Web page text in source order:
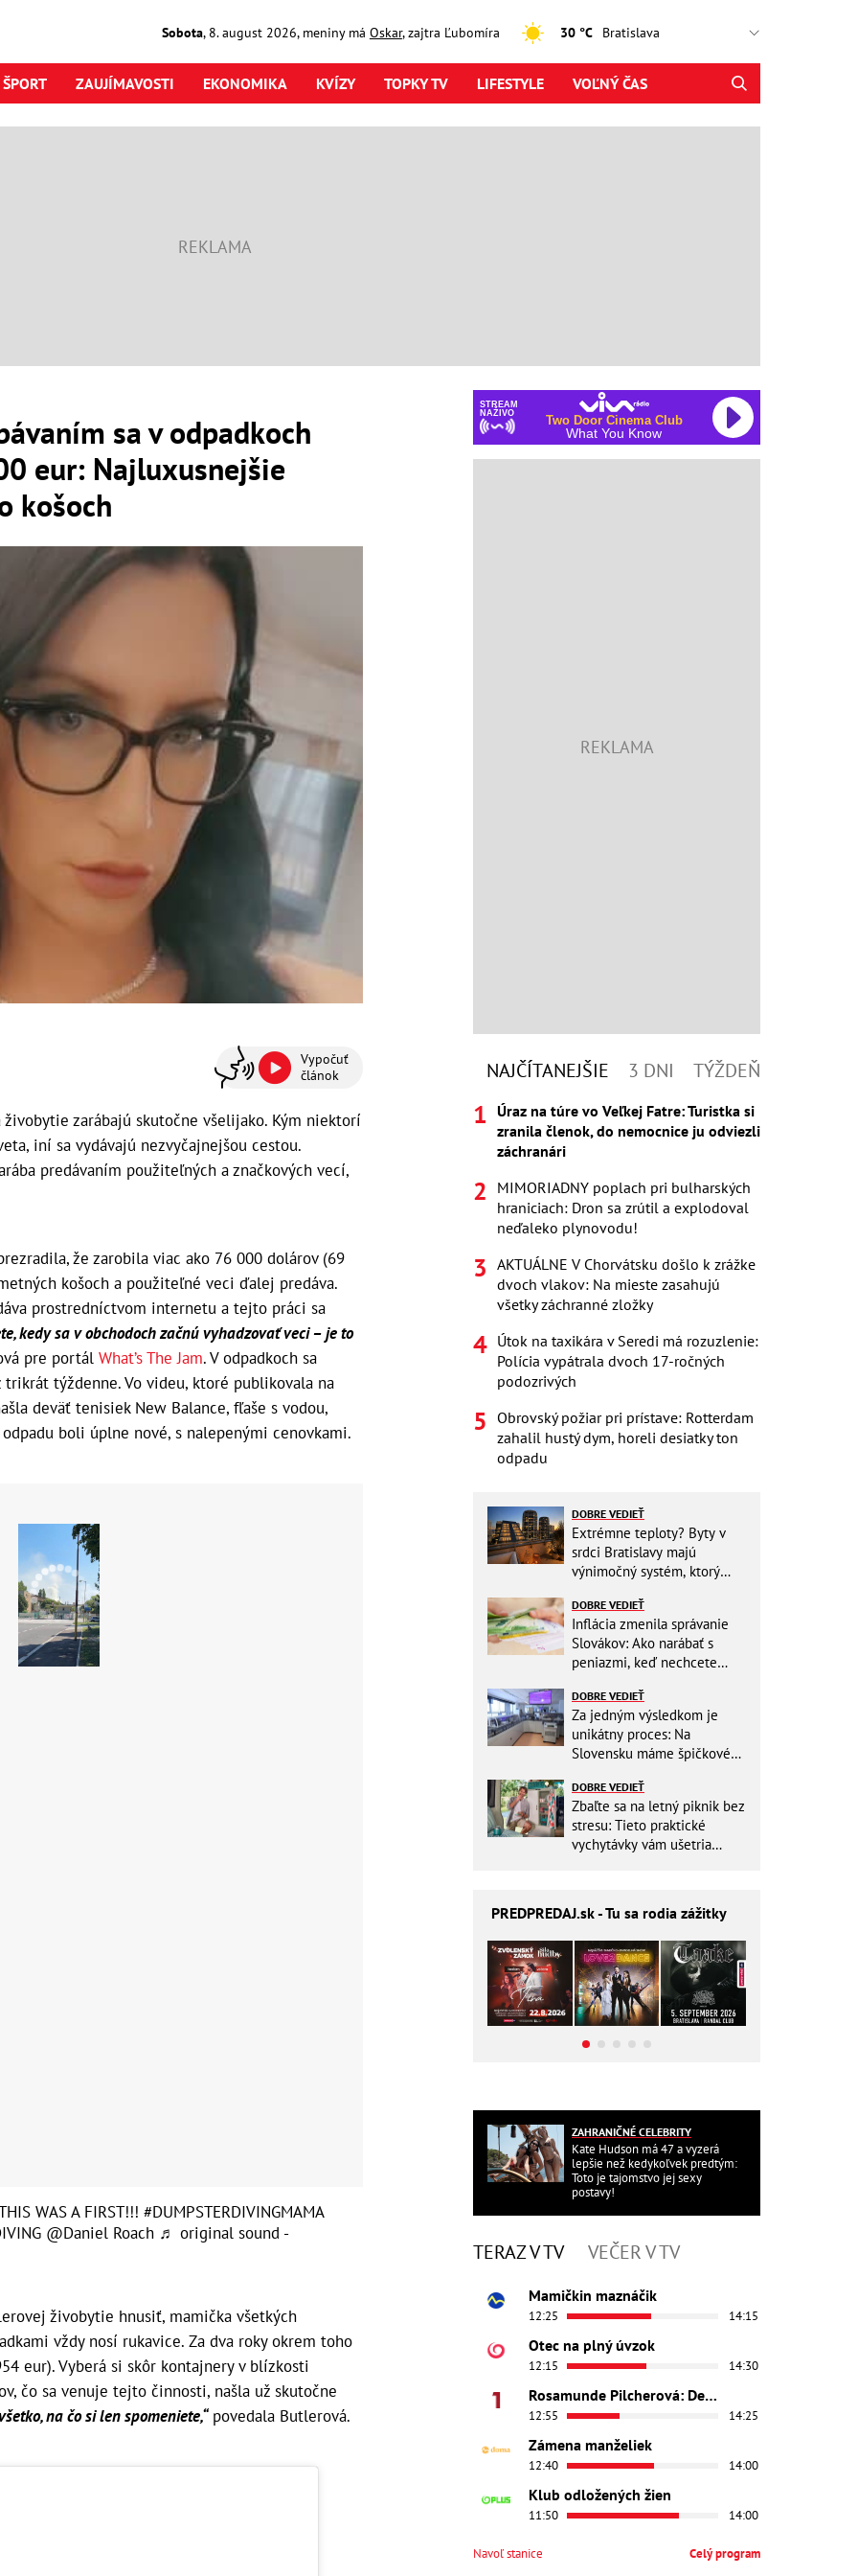
Sobota, 8. august2026, meniny má Oskar, zajtra Ľubomíra 30 °C
ŠPORT ZAUJÍMAVOSTI EKONOMIKA KVÍZY TOPKY TV LIFESTYLE VOĽNÝ ČAS
sa v odpadkoch
eur: Najluxusnejšie
košoch
Vypočuť
článok
živobytie zarábajú skutočne všelijako. Kým niektorí
iní sa vydávajú nezvyčajnejšou cestou.
predávaním použiteľných a značkových vecí,
že zarobila viac ako 76 000 dolárov (69
košoch a použiteľné veci ďalej predáva.
prostredníctvom internetu a tejto práci sa
kedy sa v obchodoch začnú vyhadzovať veci – ​​je to
pre portál What’s The Jam. V odpadkoch sa
týždenne. Vo videu, ktoré publikovala na
deväť tenisiek New Balance, fľaše s vodou,
boli úplne nové, s nalepenými cenovkami.
WAS A FIRST!!! #DUMPSTERDIVINGMAMA
@Daniel Roach ♬ original sound -
živobytie hnusiť, mamička všetkých
vždy nosí rukavice. Za dva roky okrem toho
eur). Vyberá si skôr kontajnery v blízkosti
čo sa venuje tejto činnosti, našla už skutočne
na čo si len spomeniete,“povedala Butlerová.
STREAM
NAŽIVO
Two Door Cinema Club
What You Know
NAJČÍTANEJŠIE 3 DNI TÝŽDEŇ
Úraz na túre vo Veľkej Fatre: Turistka si
zranila členok, do nemocnice ju odviezli
záchranári
MIMORIADNY poplach pri bulharských
hraniciach: Dron sa zrútil a explodoval
neďaleko plynovodu!
AKTUÁLNE V Chorvátsku došlo k zrážke
dvoch vlakov: Na mieste zasahujú
všetky záchranné zložky
Útok na taxikára v Seredi má rozuzlenie:
Polícia vypátrala dvoch 17-ročných
podozrivých
Obrovský požiar pri prístave: Rotterdam
zahalil hustý dym, horeli desiatky ton
odpadu
DOBRE VEDIEŤ
Extrémne teploty? Byty v
srdci Bratislavy majú
výnimočný systém, ktorý
DOBRE VEDIEŤ
Inflácia zmenila správanie
Slovákov: Ako narábať s
peniazmi, keď nechcete
DOBRE VEDIEŤ
Za jedným výsledkom je
unikátny proces: Na
Slovensku máme špičkové
DOBRE VEDIEŤ
Zbaľte sa na letný piknik bez
stresu: Tieto praktické
vychytávky vám ušetria
PREDPREDAJ.sk - Tu sa rodia zážitky
ZAHRANIČNÉ CELEBRITY
Kate Hudson má 47 a vyzerá
lepšie než kedykoľvek predtým:
Toto je tajomstvo jej sexy
postavy!
TERAZ V TV VEČER V TV
Mamičkin maznáčik
12:25 14:15
Otec na plný úvzok
12:15 14:30
Rosamunde Pilcherová: Dedičstvo lásky
12:55 14:25
Zámena manželiek
12:40 14:00
Klub odložených žien
11:50 14:00
Navoľ stanice Celý program